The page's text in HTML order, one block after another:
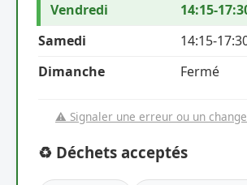
Vendredi
14:15-
Samedi
14:15-
Dimanche
Fermé
⚠️ Signaler une erreur ou un
♻️ Déchets acceptés